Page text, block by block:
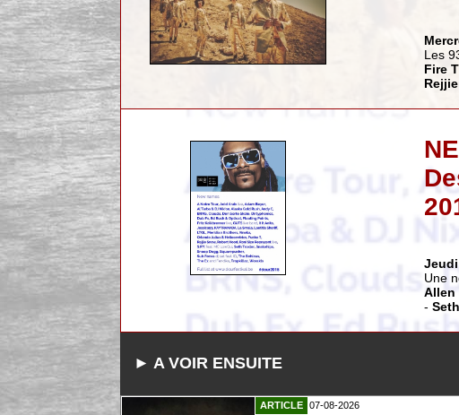
Les
Fire
Une
Allen
-
► A VOIR ENSUITE
ARTICLE 07-08-2026